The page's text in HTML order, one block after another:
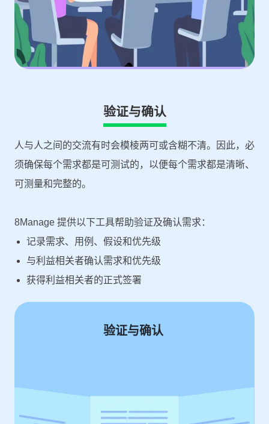
验证与确认
人与人之间的交流有时会模棱两可或含糊不清。因此，必
须确保每个需求都是可测试的，以便每个需求都是清晰、
可测量和完整的。
8Manage 提供以下工具帮助验证及确认需求：
记录需求、用例、假设和优先级
与利益相关者确认需求和优先级
获得利益相关者的正式签署
验证与确认